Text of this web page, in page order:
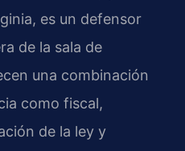
es un defensor
de la sala de
una combinación
como fiscal,
de la ley y